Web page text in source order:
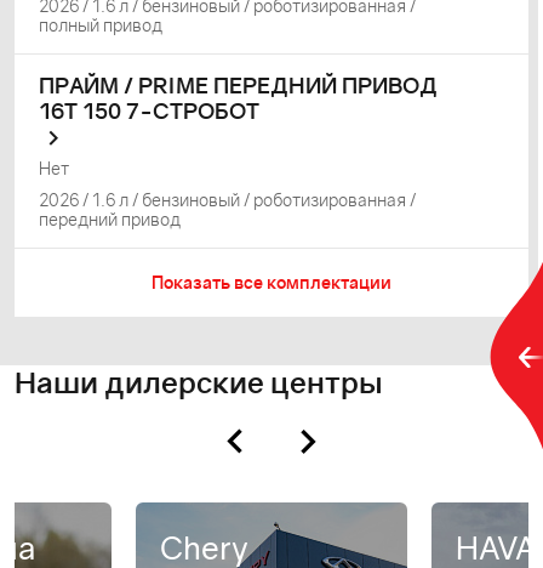
2026 / 1.6 л / бензиновый / роботизированная /
полный привод
ПРАЙМ / PRIME ПЕРЕДНИЙ ПРИВОД
16Т 150 7-СТРОБОТ
2026 / 1.6 л / бензиновый / роботизированная /
передний привод
Нет
Показать все комплектации
Наши дилерские центры
Chery